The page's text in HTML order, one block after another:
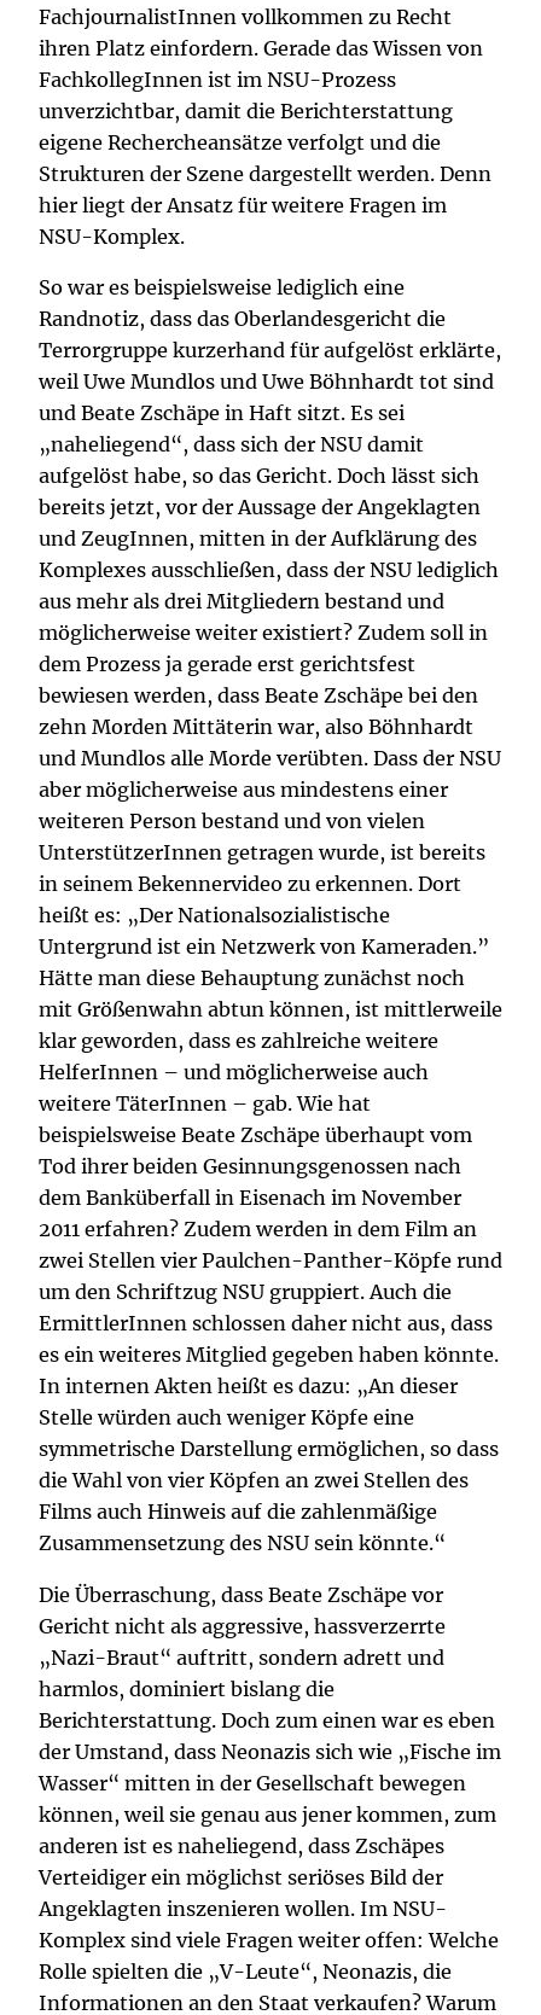
FachjournalistInnen vollkommen zu Recht
ihren Platz einfordern. Gerade das Wissen von
FachkollegInnen ist im NSU-Prozess
unverzichtbar, damit die Berichterstattung
eigene Rechercheansätze verfolgt und die
Strukturen der Szene dargestellt werden. Denn
hier liegt der Ansatz für weitere Fragen im
NSU-Komplex.
So war es beispielsweise lediglich eine
Randnotiz, dass das Oberlandesgericht die
Terrorgruppe kurzerhand für aufgelöst erklärte,
weil Uwe Mundlos und Uwe Böhnhardt tot sind
und Beate Zschäpe in Haft sitzt. Es sei
„naheliegend“, dass sich der NSU damit
aufgelöst habe, so das Gericht. Doch lässt sich
bereits jetzt, vor der Aussage der Angeklagten
und ZeugInnen, mitten in der Aufklärung des
Komplexes ausschließen, dass der NSU lediglich
aus mehr als drei Mitgliedern bestand und
möglicherweise weiter existiert? Zudem soll in
dem Prozess ja gerade erst gerichtsfest
bewiesen werden, dass Beate Zschäpe bei den
zehn Morden Mittäterin war, also Böhnhardt
und Mundlos alle Morde verübten. Dass der NSU
aber möglicherweise aus mindestens einer
weiteren Person bestand und von vielen
UnterstützerInnen getragen wurde, ist bereits
in seinem Bekennervideo zu erkennen. Dort
heißt es: „Der Nationalsozialistische
Untergrund ist ein Netzwerk von Kameraden.”
Hätte man diese Behauptung zunächst noch
mit Größenwahn abtun können, ist mittlerweile
klar geworden, dass es zahlreiche weitere
HelferInnen – und möglicherweise auch
weitere TäterInnen – gab. Wie hat
beispielsweise Beate Zschäpe überhaupt vom
Tod ihrer beiden Gesinnungsgenossen nach
dem Banküberfall in Eisenach im November
2011 erfahren? Zudem werden in dem Film an
zwei Stellen vier Paulchen-Panther-Köpfe rund
um den Schriftzug NSU gruppiert. Auch die
ErmittlerInnen schlossen daher nicht aus, dass
es ein weiteres Mitglied gegeben haben könnte.
In internen Akten heißt es dazu: „An dieser
Stelle würden auch weniger Köpfe eine
symmetrische Darstellung ermöglichen, so dass
die Wahl von vier Köpfen an zwei Stellen des
Films auch Hinweis auf die zahlenmäßige
Zusammensetzung des NSU sein könnte.“
Die Überraschung, dass Beate Zschäpe vor
Gericht nicht als aggressive, hassverzerrte
„Nazi-Braut“ auftritt, sondern adrett und
harmlos, dominiert bislang die
Berichterstattung. Doch zum einen war es eben
der Umstand, dass Neonazis sich wie „Fische im
Wasser“ mitten in der Gesellschaft bewegen
können, weil sie genau aus jener kommen, zum
anderen ist es naheliegend, dass Zschäpes
Verteidiger ein möglichst seriöses Bild der
Angeklagten inszenieren wollen. Im NSU-
Komplex sind viele Fragen weiter offen: Welche
Rolle spielten die „V-Leute“, Neonazis, die
Informationen an den Staat verkaufen? Warum